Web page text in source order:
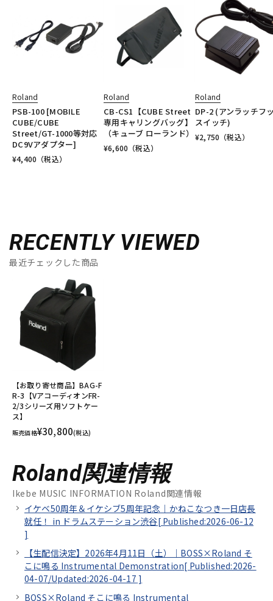
Roland
PSB-100 [MOBILE
CUBE/CUBE
Street/GT-1000等対応
DC9Vアダプター]
¥4,400 （税込）
Roland
CB-CS1【CUBE Street
専用キャリングバッグ】
（キューブ ローランド）
¥6,600 （税込）
Roland
DP-2 (アンラッチフ
スイッチ)
¥2,750 （税込）
RECENTLY VIEWED
最近チェックした商品
【お取り寄せ商品】BAG-F
R-3【VアコーディオンFR-
2/3シリーズ用ソフトケー
ス】
販売価格¥30,800(税込)
Roland関連情報
Ikebe MUSIC INFORMATION Roland関連情報
イケベ50周年＆イケシブ5周年記念｜かねこなつき一日店長
就任！ in ドラムステーション渋谷[ Published:2026-06-12
]
【生配信決定】2026年4月11日（土）｜BOSS×Roland そ
こに鳴る Instrumental Demonstration[ Published:2026-
04-07/Updated:2026-04-17 ]
BOSS×Roland そこに鳴る Instrumental